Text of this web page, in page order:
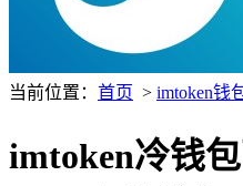
当前位置： 首页 > imtoken钱
imtoken冷钱